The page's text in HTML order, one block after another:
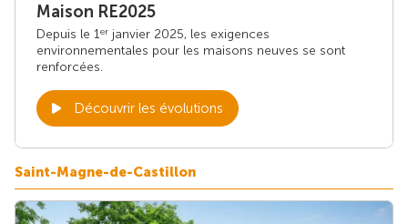
Maison RE2025
Depuis le 1er janvier 2025, les exigences
environnementales pour les maisons neuves se sont
renforcées.
Découvrir les évolutions
Saint-Magne-de-Castillon